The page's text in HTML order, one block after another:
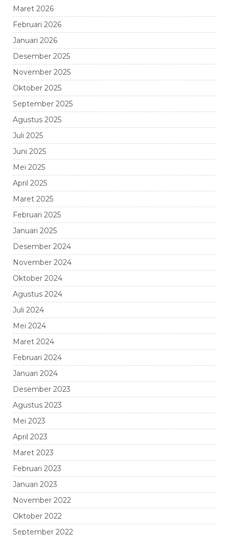
Maret 2026
Februari 2026
Januari 2026
Desember 2025
November 2025
Oktober 2025
September 2025
Agustus 2025
Juli 2025
Juni 2025
Mei 2025
April 2025
Maret 2025
Februari 2025
Januari 2025
Desember 2024
November 2024
Oktober 2024
Agustus 2024
Juli 2024
Mei 2024
Maret 2024
Februari 2024
Januari 2024
Desember 2023
Agustus 2023
Mei 2023
April 2023
Maret 2023
Februari 2023
Januari 2023
November 2022
Oktober 2022
September 2022